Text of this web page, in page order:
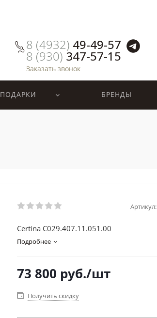
8 (4932) 49-49-57
8 (930) 347-57-15
Заказать звонок
ПОДАРКИ БРЕНДЫ
Артикул:
Certina C029.407.11.051.00
Подробнее
73 800 руб./шт
Получить скидку